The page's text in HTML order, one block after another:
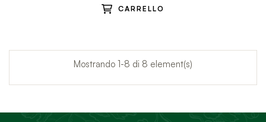
CARRELLO
Mostrando 1-8 di 8 element(s)